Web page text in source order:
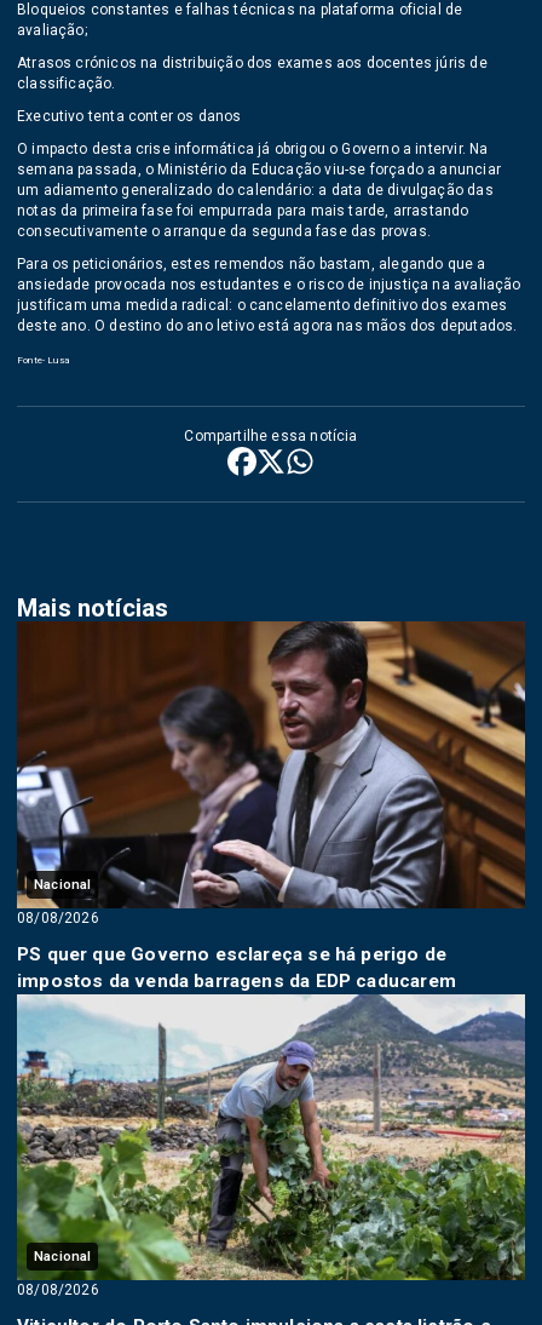
Bloqueios constantes e falhas técnicas na plataforma oficial de
avaliação;
Atrasos crónicos na distribuição dos exames aos docentes júris de
classificação.
Executivo tenta conter os danos
O impacto desta crise informática já obrigou o Governo a intervir. Na
semana passada, o Ministério da Educação viu-se forçado a anunciar
um adiamento generalizado do calendário: a data de divulgação das
notas da primeira fase foi empurrada para mais tarde, arrastando
consecutivamente o arranque da segunda fase das provas.
Para os peticionários, estes remendos não bastam, alegando que a
ansiedade provocada nos estudantes e o risco de injustiça na avaliação
justificam uma medida radical: o cancelamento definitivo dos exames
deste ano. O destino do ano letivo está agora nas mãos dos deputados.
Fonte- Lusa
Compartilhe essa notícia
Mais notícias
Nacional
08/08/2026
PS quer que Governo esclareça se há perigo de
impostos da venda barragens da EDP caducarem
Nacional
08/08/2026